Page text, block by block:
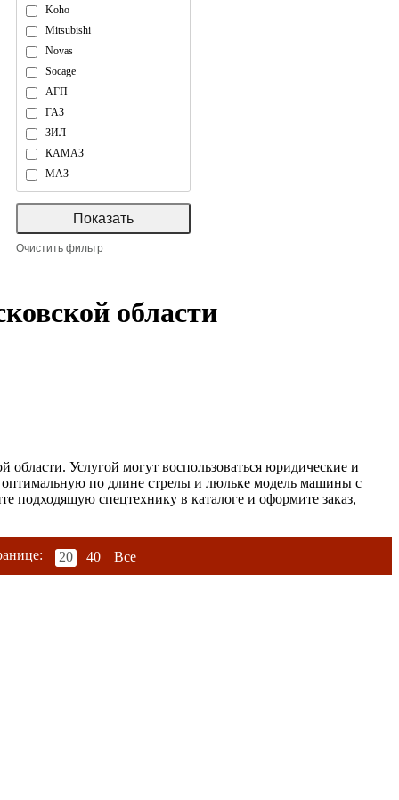
Koho
Mitsubishi
Novas
Socage
АГП
ГАЗ
ЗИЛ
КАМАЗ
МАЗ
области
Услугой могут воспользоваться юридические и
по длине стрелы и люльке модель машины с
подходящую спецтехнику в каталоге и оформите заказ,
20 40 Все